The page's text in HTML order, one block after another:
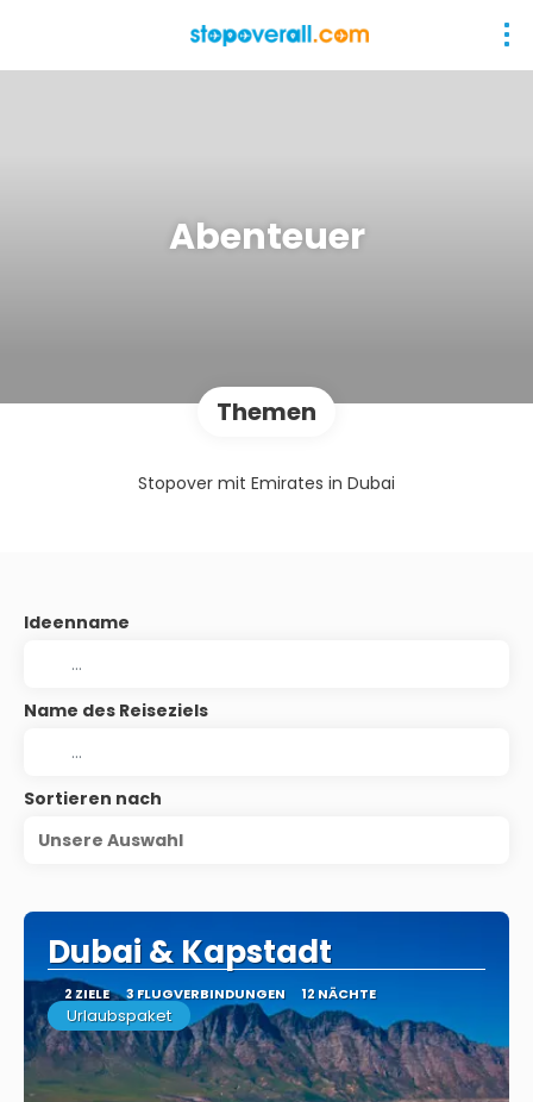
Abenteuer
Themen
Stopover mit Emirates in Dubai
Ideenname
Name des Reiseziels
Sortieren nach
Unsere Auswahl
Dubai & Kapstadt
2 ZIELE 3 FLUGVERBINDUNGEN 12 NÄCHTE
Urlaubspaket